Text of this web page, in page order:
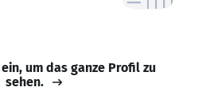
um das ganze Profil zu
sehen.